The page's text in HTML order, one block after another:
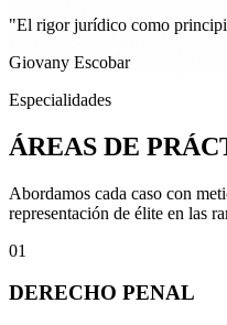
"El rigor jurídico como
Giovany Escobar
Especialidades
ÁREAS DE
Abordamos cada caso con
representación de élite en las
01
DERECHO PENAL